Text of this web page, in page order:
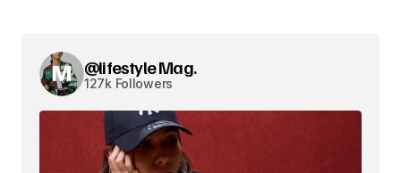
@lifestyle Mag.
127k Followers